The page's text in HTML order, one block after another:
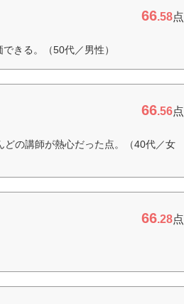
66.58点
きる。（50代／男性）
66.56点
の講師が熱心だった点。（40代／女
66.28点